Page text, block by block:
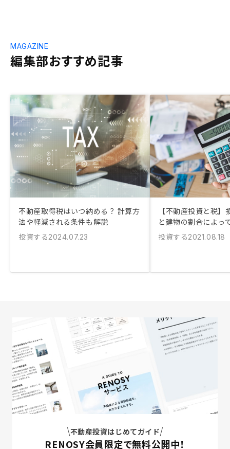
編集部おすすめ記事
MAGAZINE
不動産取得税はいつ納める？ 計算方
法や軽減される条件も解説
投資する2024.07.23
【不動産投資と税
と建物の割合によっ
投資する2021.08.18
不動産投資はじめてガイド
RENOSY会員限定で無料公開中！